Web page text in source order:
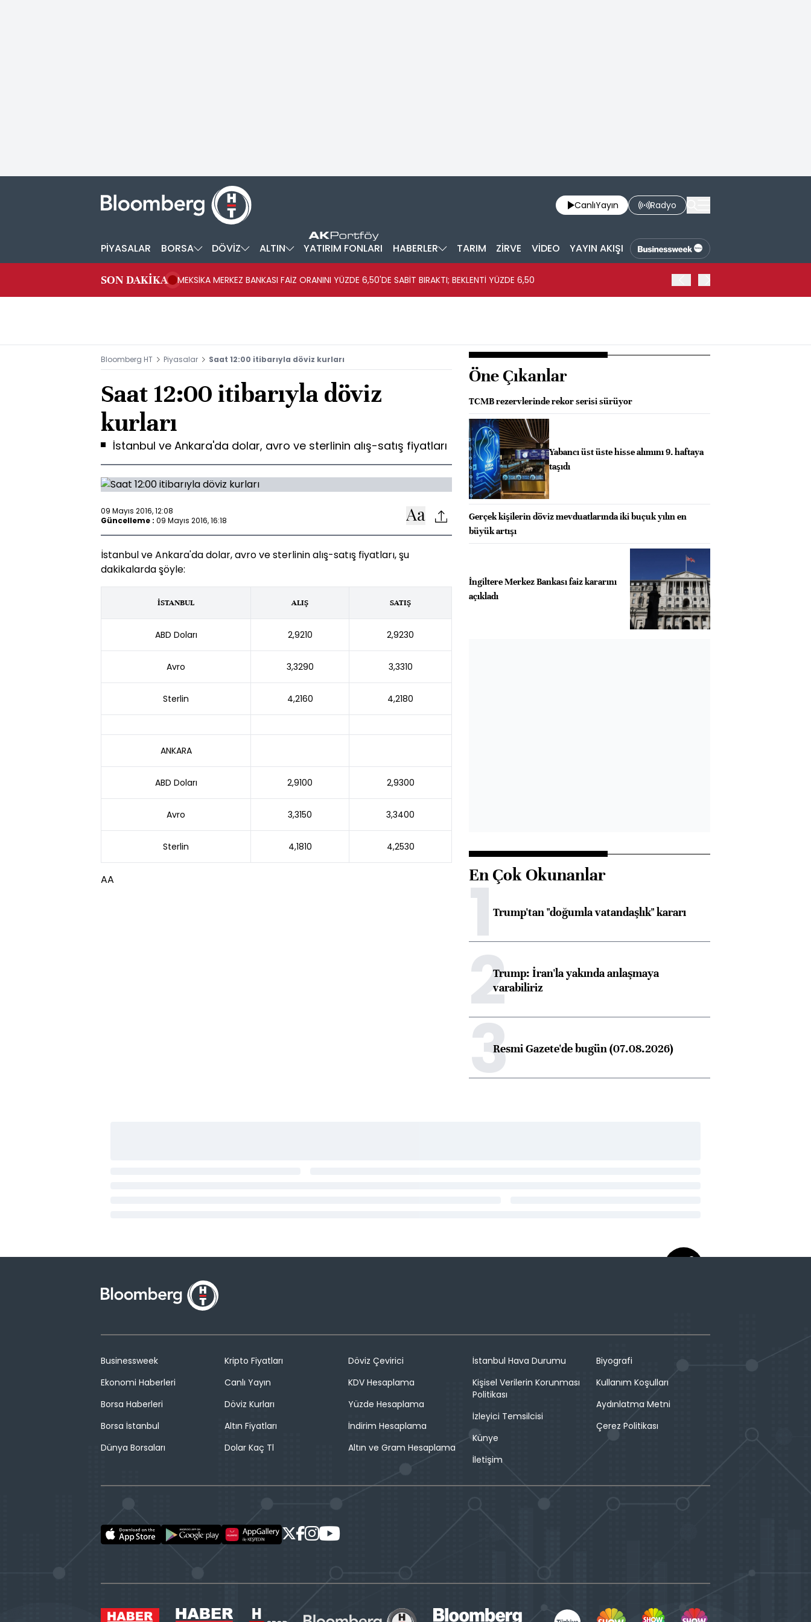
CanlıYayın Radyo
PİYASALAR BORSA DÖVİZ ALTIN YATIRIM FONLARI HABERLER TARIM ZİRVE VİDEO YAYIN AKIŞI
SON DAKİKA MEKSİKA MERKEZ BANKASI FAİZ ORANINI YÜZDE 6,50'DE SABİT BIRAKTI; BEKLENTİ YÜZDE 6,50
Bloomberg HT Piyasalar Saat 12:00 itibarıyla döviz kurları
Saat 12:00 itibarıyla döviz
kurları
İstanbul ve Ankara'da dolar, avro ve sterlinin alış-satış fiyatları
09 Mayıs 2016, 12:08
Güncelleme : 09 Mayıs 2016, 16:18
İstanbul ve Ankara'da dolar, avro ve sterlinin alış-satış fiyatları, şu
dakikalarda şöyle:
İSTANBUL ALIŞ SATIŞ
ABD Doları 2,9210 2,9230
Avro 3,3290 3,3310
Sterlin 4,2160 4,2180
ANKARA
ABD Doları 2,9100 2,9300
Avro 3,3150 3,3400
Sterlin 4,1810 4,2530
AA
Öne Çıkanlar
TCMB rezervlerinde rekor serisi sürüyor
Yabancı üst üste hisse alımını 9. haftaya
taşıdı
Gerçek kişilerin döviz mevduatlarında iki buçuk yılın en
büyük artışı
İngiltere Merkez Bankası faiz kararını
açıkladı
En Çok Okunanlar
1Trump'tan "doğumla vatandaşlık" kararı
2Trump: İran'la yakında anlaşmaya
varabiliriz
3Resmi Gazete'de bugün (07.08.2026)
Businessweek
Ekonomi Haberleri
Borsa Haberleri
Borsa İstanbul
Dünya Borsaları
Kripto Fiyatları
Canlı Yayın
Döviz Kurları
Altın Fiyatları
Dolar Kaç Tl
Döviz Çevirici
KDV Hesaplama
Yüzde Hesaplama
İndirim Hesaplama
Altın ve Gram Hesaplama
İstanbul Hava Durumu
Kişisel Verilerin Korunması
Politikası
İzleyici Temsilcisi
Künye
İletişim
Biyografi
Kullanım Koşulları
Aydınlatma Metni
Çerez Politikası